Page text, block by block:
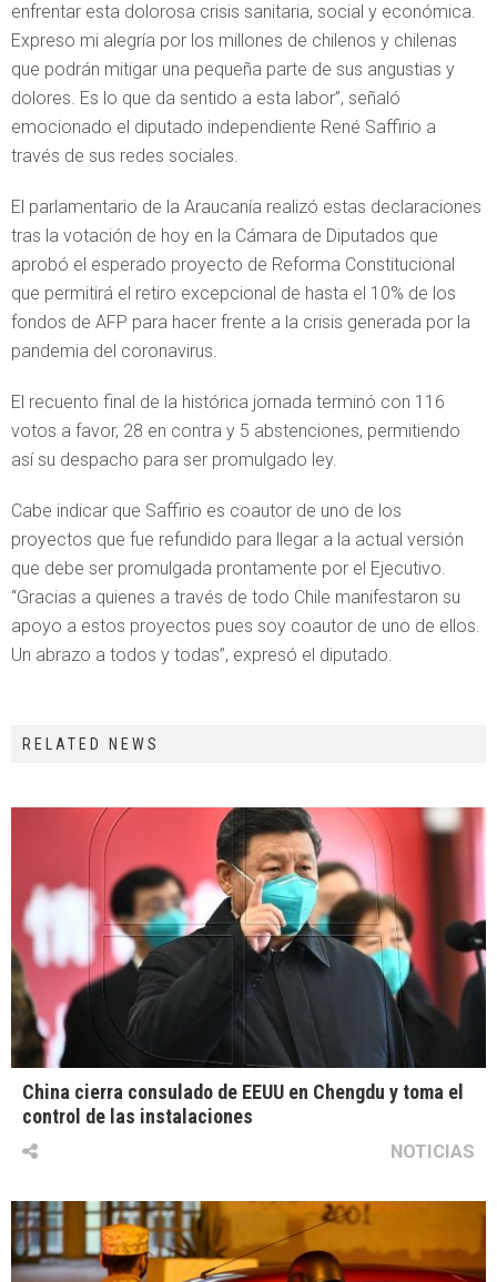
enfrentar esta dolorosa crisis sanitaria, social y económica.
Expreso mi alegría por los millones de chilenos y chilenas
que podrán mitigar una pequeña parte de sus angustias y
dolores. Es lo que da sentido a esta labor”, señaló
emocionado el diputado independiente René Saffirio a
través de sus redes sociales.
El parlamentario de la Araucanía realizó estas declaraciones
tras la votación de hoy en la Cámara de Diputados que
aprobó el esperado proyecto de Reforma Constitucional
que permitirá el retiro excepcional de hasta el 10% de los
fondos de AFP para hacer frente a la crisis generada por la
pandemia del coronavirus.
El recuento final de la histórica jornada terminó con 116
votos a favor, 28 en contra y 5 abstenciones, permitiendo
así su despacho para ser promulgado ley.
Cabe indicar que Saffirio es coautor de uno de los
proyectos que fue refundido para llegar a la actual versión
que debe ser promulgada prontamente por el Ejecutivo.
“Gracias a quienes a través de todo Chile manifestaron su
apoyo a estos proyectos pues soy coautor de uno de ellos.
Un abrazo a todos y todas”, expresó el diputado.
RELATED NEWS
China cierra consulado de EEUU en Chengdu y toma el
control de las instalaciones
NOTICIAS